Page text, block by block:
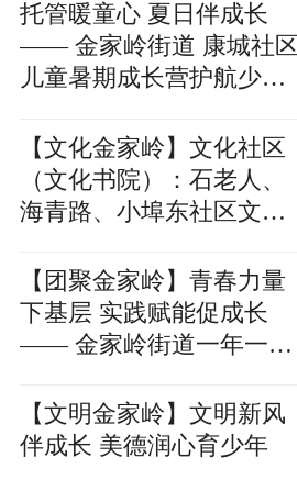
托管暖童心 夏日伴成长
—— 金家岭街道 康城社区
儿童暑期成长营护航少年
【文化金家岭】文化社区
（文化书院）：石老人、
海青路、小埠东社区文化
【团聚金家岭】青春力量
下基层 实践赋能促成长
—— 金家岭街道一年一
社会实践活动正式启动
【文明金家岭】文明新风
伴成长 美德润心育少年